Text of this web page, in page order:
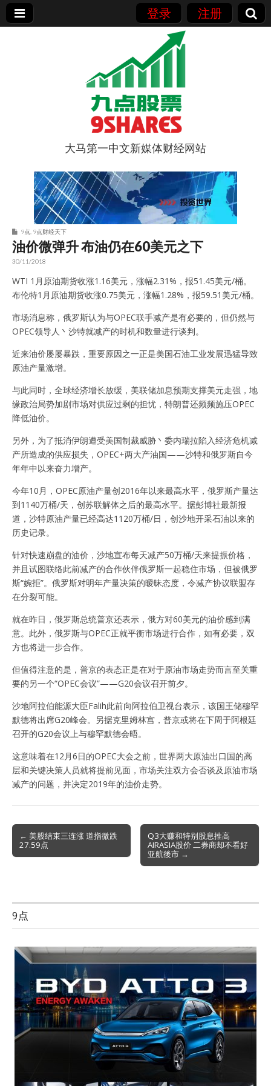
登录 注册
9点股票
大马第一中文新媒体财经网站
9点 9点财经天下
油价微弹升 布油仍在60美元之下
30/11/2018
WTI 1月原油期货收涨1.16美元，涨幅2.31%，报51.45美元/桶。
布伦特1月原油期货收涨0.75美元，涨幅1.28%，报59.51美元/桶。
市场消息称，俄罗斯认为与OPEC联手减产是有必要的，但仍然与
OPEC领导人丶沙特就减产的时机和数量进行谈判。
近来油价屡屡暴跌，重要原因之一正是美国石油工业发展迅猛导致
原油产量激增。
与此同时，全球经济增长放缓，美联储加息预期支撑美元走强，地
缘政治局势加剧市场对供应过剩的担忧，特朗普还频频施压OPEC
降低油价。
另外，为了抵消伊朗遭受美国制裁威胁丶委内瑞拉陷入经济危机减
产所造成的供应损失，OPEC+两大产油国——沙特和俄罗斯自今
年年中以来奋力增产。
今年10月，OPEC原油产量创2016年以来最高水平，俄罗斯产量达
到1140万桶/天，创苏联解体之后的最高水平。据彭博社最新报
道，沙特原油产量已经高达1120万桶/日，创沙地开采石油以来的
历史记录。
针对快速崩盘的油价，沙地宣布每天减产50万桶/天来提振价格，
并且试图联络此前减产的合作伙伴俄罗斯一起稳住市场，但被俄罗
斯“婉拒”。俄罗斯对明年产量决策的暧昧态度，令减产协议联盟存
在分裂可能。
就在昨日，俄罗斯总统普京还表示，俄方对60美元的油价感到满
意。此外，俄罗斯与OPEC正就平衡市场进行合作，如有必要，双
方也将进一步合作。
但值得注意的是，普京的表态正是在对于原油市场走势而言至关重
要的另一个“OPEC会议”——G20会议召开前夕。
沙地阿拉伯能源大臣Falih此前向阿拉伯卫视台表示，该国王储穆罕
默德将出席G20峰会。另据克里姆林宫，普京或将在下周于阿根廷
召开的G20会议上与穆罕默德会晤。
这意味着在12月6日的OPEC大会之前，世界两大原油出口国的高
层和关键决策人员就将提前见面，市场关注双方会否谈及原油市场
减产的问题，并决定2019年的油价走势。
Post
navigation
← 美股结束三连涨 道指微跌
27.59点
Q3大赚和特别股息推高
AIRASIA股价 二券商却不看好
亚航後市 →
9点